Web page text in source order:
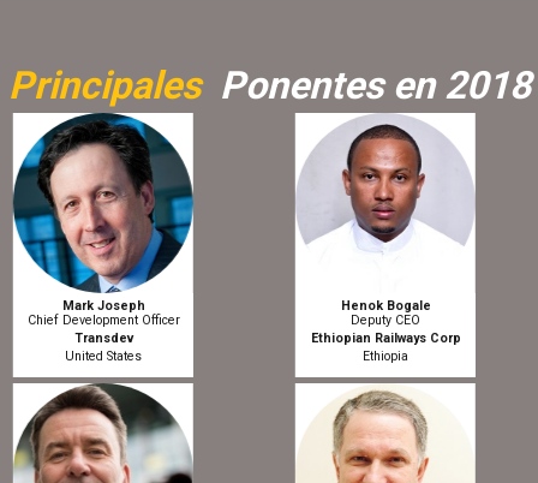
Principales Ponentes en 2018
Mark Joseph
Chief Development Officer
Transdev
United States
Henok Bogale
Deputy CEO
Ethiopian Railways Corp
Ethiopia